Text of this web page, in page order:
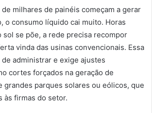
de milhares de painéis começam a gerar
o consumo líquido cai muito. Horas
sol se põe, a rede precisa recompor
vinda das usinas convencionais. Essa
administrar e exige ajustes
cortes forçados na geração de
grandes parques solares ou eólicos, que
às firmas do setor.